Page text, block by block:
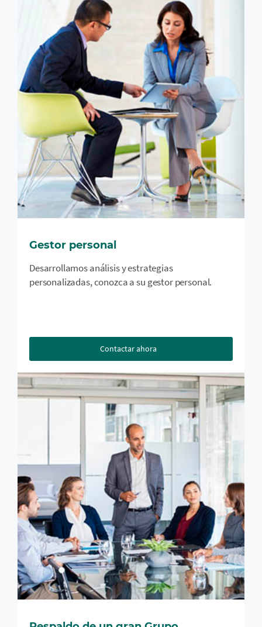
Gestor personal
Desarrollamos análisis y estrategias
personalizadas, conozca a su gestor personal.
Contactar ahora